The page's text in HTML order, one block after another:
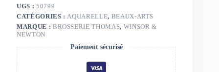
UGS : 50799
CATÉGORIES : AQUARELLE, BEAUX-ARTS
MARQUE : BROSSERIE THOMAS, WINSOR &
NEWTON
Paiement sécurisé